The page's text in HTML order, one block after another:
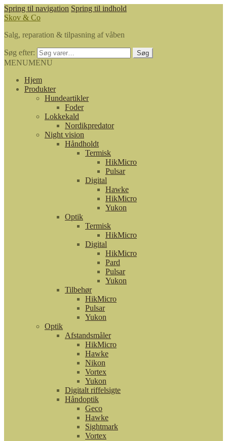
Spring til navigation Spring til indhold
Skov & Co
Salg, reparation & tilpasning af våben
Søg efter: Søg
MENUMENU
Hjem
Produkter
Hundeartikler
Foder
Lokkekald
Nordikpredator
Night vision
Håndholdt
Termisk
HikMicro
Pulsar
Digital
Hawke
HikMicro
Yukon
Optik
Termisk
HikMicro
Digital
HikMicro
Pard
Pulsar
Yukon
Tilbehør
HikMicro
Pulsar
Yukon
Optik
Afstandsmåler
HikMicro
Hawke
Nikon
Vortex
Yukon
Digitalt riffelsigte
Håndoptik
Geco
Hawke
Sightmark
Vortex